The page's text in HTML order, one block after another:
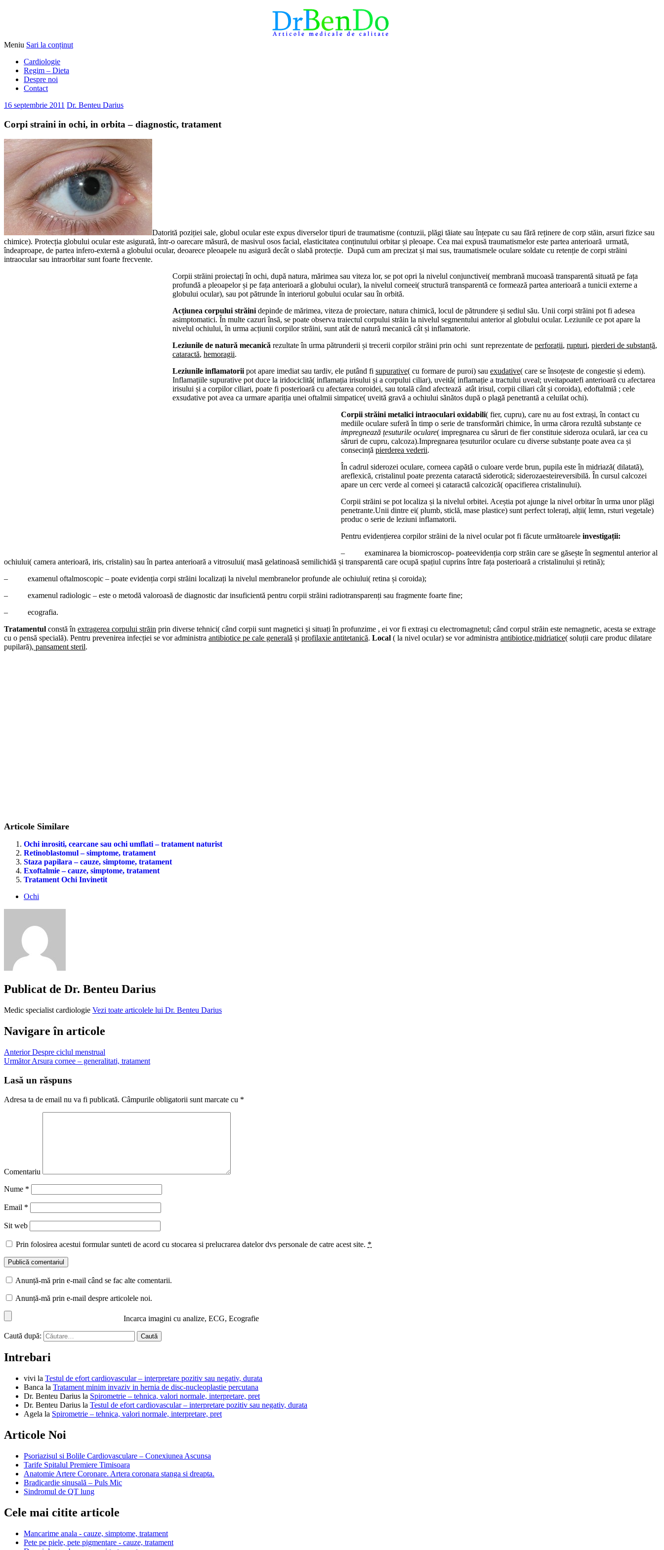
DrBendo.ro
Alimentatia sa iti fie medicatia
Meniu Sari la conținut
Cardiologie
Regim – Dieta
Despre noi
Contact
16 septembrie 2011 Dr. Benteu Darius
Corpi straini in ochi, in orbita – diagnostic, tratament
Datorită poziției sale, globul ocular este expus diverselor tipuri de traumatisme (contuzii, plăgi tăiate sau înțepate cu sau fără reținere de corp stăin, arsuri fizice sau
chimice). Protecția globului ocular este asigurată, într-o oarecare măsură, de masivul osos facial, elasticitatea conținutului orbitar și pleoape. Cea mai expusă traumatismelor este partea anterioară urmată,
îndeaproape, de partea infero-externă a globului ocular, deoarece pleoapele nu asigură decât o slabă protecție. După cum am precizat și mai sus, traumatismele oculare soldate cu retenție de corpi străini
intraocular sau intraorbitar sunt foarte frecvente.
Corpii străini proiectați în ochi, după natura, mărimea sau viteza lor, se pot opri la nivelul conjunctivei( membrană mucoasă transparentă situată pe fața
profundă a pleoapelor și pe fața anterioară a globului ocular), la nivelul corneei( structură transparentă ce formează partea anterioară a tunicii externe a
globului ocular), sau pot pătrunde în interiorul gobului ocular sau în orbită.
Acțiunea corpului străinidepinde de mărimea, viteza de proiectare, natura chimică, locul de pătrundere și sediul său. Unii corpi străini pot fi adesea
asimptomatici. În multe cazuri însă, se poate observa traiectul corpului străin la nivelul segmentului anterior al globului ocular. Leziunile ce pot apare la
nivelul ochiului, în urma acțiunii corpilor străini, sunt atât de natură mecanică cât și inflamatorie.
Leziunile de natură mecanică rezultate în urma pătrunderii și trecerii corpilor străini prin ochi sunt reprezentate de perforații, rupturi, pierderi de substanță,
cataractă, hemoragii.
Leziunile inflamatoriipot apare imediat sau tardiv, ele putând fi supurative( cu formare de puroi) sau exudative( care se însoțeste de congestie și edem).
Inflamațiile supurative pot duce la iridociclită( inflamația irisului și a corpului ciliar), uveită( inflamație a tractului uveal; uveitapoatefi anterioară cu afectarea
irisului și a corpilor ciliari, poate fi posterioară cu afectarea coroidei, sau totală când afectează atât irisul, corpii ciliari cât și coroida), edoftalmiă ; cele
exsudative pot avea ca urmare apariția unei oftalmii simpatice( uveită gravă a ochiului sănătos după o plagă penetrantă a celuilat ochi).
Corpii străini metalici intraoculari oxidabili( fier, cupru), care nu au fost extrași, în contact cu
mediile oculare suferă în timp o serie de transformări chimice, în urma cărora rezultă substanțe ce
impregnează țesuturile oculare( impregnarea cu săruri de fier constituie sideroza oculară, iar cea cu
săruri de cupru, calcoza).Impregnarea țesuturilor oculare cu diverse substanțe poate avea ca și
consecință pierderea vederii.
În cadrul siderozei oculare, corneea capătă o culoare verde brun, pupila este în midriază( dilatată),
areflexică, cristalinul poate prezenta cataractă siderotică; siderozaesteireversibilă. În cursul calcozei
apare un cerc verde al corneei și cataractă calcozică( opacifierea cristalinului).
Corpii străini se pot localiza și la nivelul orbitei. Aceștia pot ajunge la nivel orbitar în urma unor plăgi
penetrante.Unii dintre ei( plumb, sticlă, mase plastice) sunt perfect tolerați, alții( lemn, rsturi vegetale)
produc o serie de leziuni inflamatorii.
Pentru evidențierea corpilor străini de la nivel ocular pot fi făcute următoarele investigații:
– examinarea la biomicroscop- poateevidenția corp străin care se găsește în segmentul anterior al
ochiului( camera anterioară, iris, cristalin) sau în partea anterioară a vitrosului( masă gelatinoasă semilichidă și transparentă care ocupă spațiul cuprins între fața posterioară a cristalinului și retină);
– examenul oftalmoscopic – poate evidenția corpi străini localizați la nivelul membranelor profunde ale ochiului( retina și coroida);
– examenul radiologic – este o metodă valoroasă de diagnostic dar insuficientă pentru corpii străini radiotransparenți sau fragmente foarte fine;
– ecografia.
Tratamentul constă în extragerea corpului străin prin diverse tehnici( când corpii sunt magnetici și situați în profunzime , ei vor fi extrași cu electromagnetul; când corpul străin este nemagnetic, acesta se extrage
cu o pensă specială). Pentru prevenirea infecției se vor administra antibiotice pe cale generală și profilaxie antitetanică. Local ( la nivel ocular) se vor administra antibiotice,midriatice( soluții care produc dilatare
pupilară), pansament steril.
Articole Similare
Ochi inrositi, cearcane sau ochi umflati – tratament naturist
Retinoblastomul – simptome, tratament
Staza papilara – cauze, simptome, tratament
Exoftalmie – cauze, simptome, tratament
Tratament Ochi Invinetit
Ochi
ochi
strain
in
lovit
tratament
strain
ochi
Publicat de Dr. Benteu Darius
Medic specialist cardiologie Vezi toate articolele lui Dr. Benteu Darius
Navigare în articole
AnteriorDespre ciclul menstrual
UrmătorArsura cornee – generalitati, tratament
Lasă un răspuns
Adresa ta de email nu va fi publicată. Câmpurile obligatorii sunt marcate cu *
Comentariu
Nume *
Email *
Sit web
Prin folosirea acestui formular sunteti de acord cu stocarea si prelucrarea datelor dvs personale de catre acest site. *
Anunță-mă prin e-mail când se fac alte comentarii.
Anunță-mă prin e-mail despre articolele noi.
Incarca imagini cu analize, ECG, Ecografie
Caută după:
Intrebari
vivi la Testul de efort cardiovascular – interpretare pozitiv sau negativ, durata
Banca la Tratament minim invaziv in hernia de disc-nucleoplastie percutana
Dr. Benteu Darius la Spirometrie – tehnica, valori normale, interpretare, pret
Dr. Benteu Darius la Testul de efort cardiovascular – interpretare pozitiv sau negativ, durata
Agela la Spirometrie – tehnica, valori normale, interpretare, pret
Articole Noi
Psoriazisul si Bolile Cardiovasculare – Conexiunea Ascunsa
Tarife Spitalul Premiere Timisoara
Anatomie Artere Coronare. Artera coronara stanga si dreapta.
Bradicardie sinusală – Puls Mic
Sindromul de QT lung
Cele mai citite articole
Mancarime anala - cauze, simptome, tratament
Pete pe piele, pete pigmentare - cauze, tratament